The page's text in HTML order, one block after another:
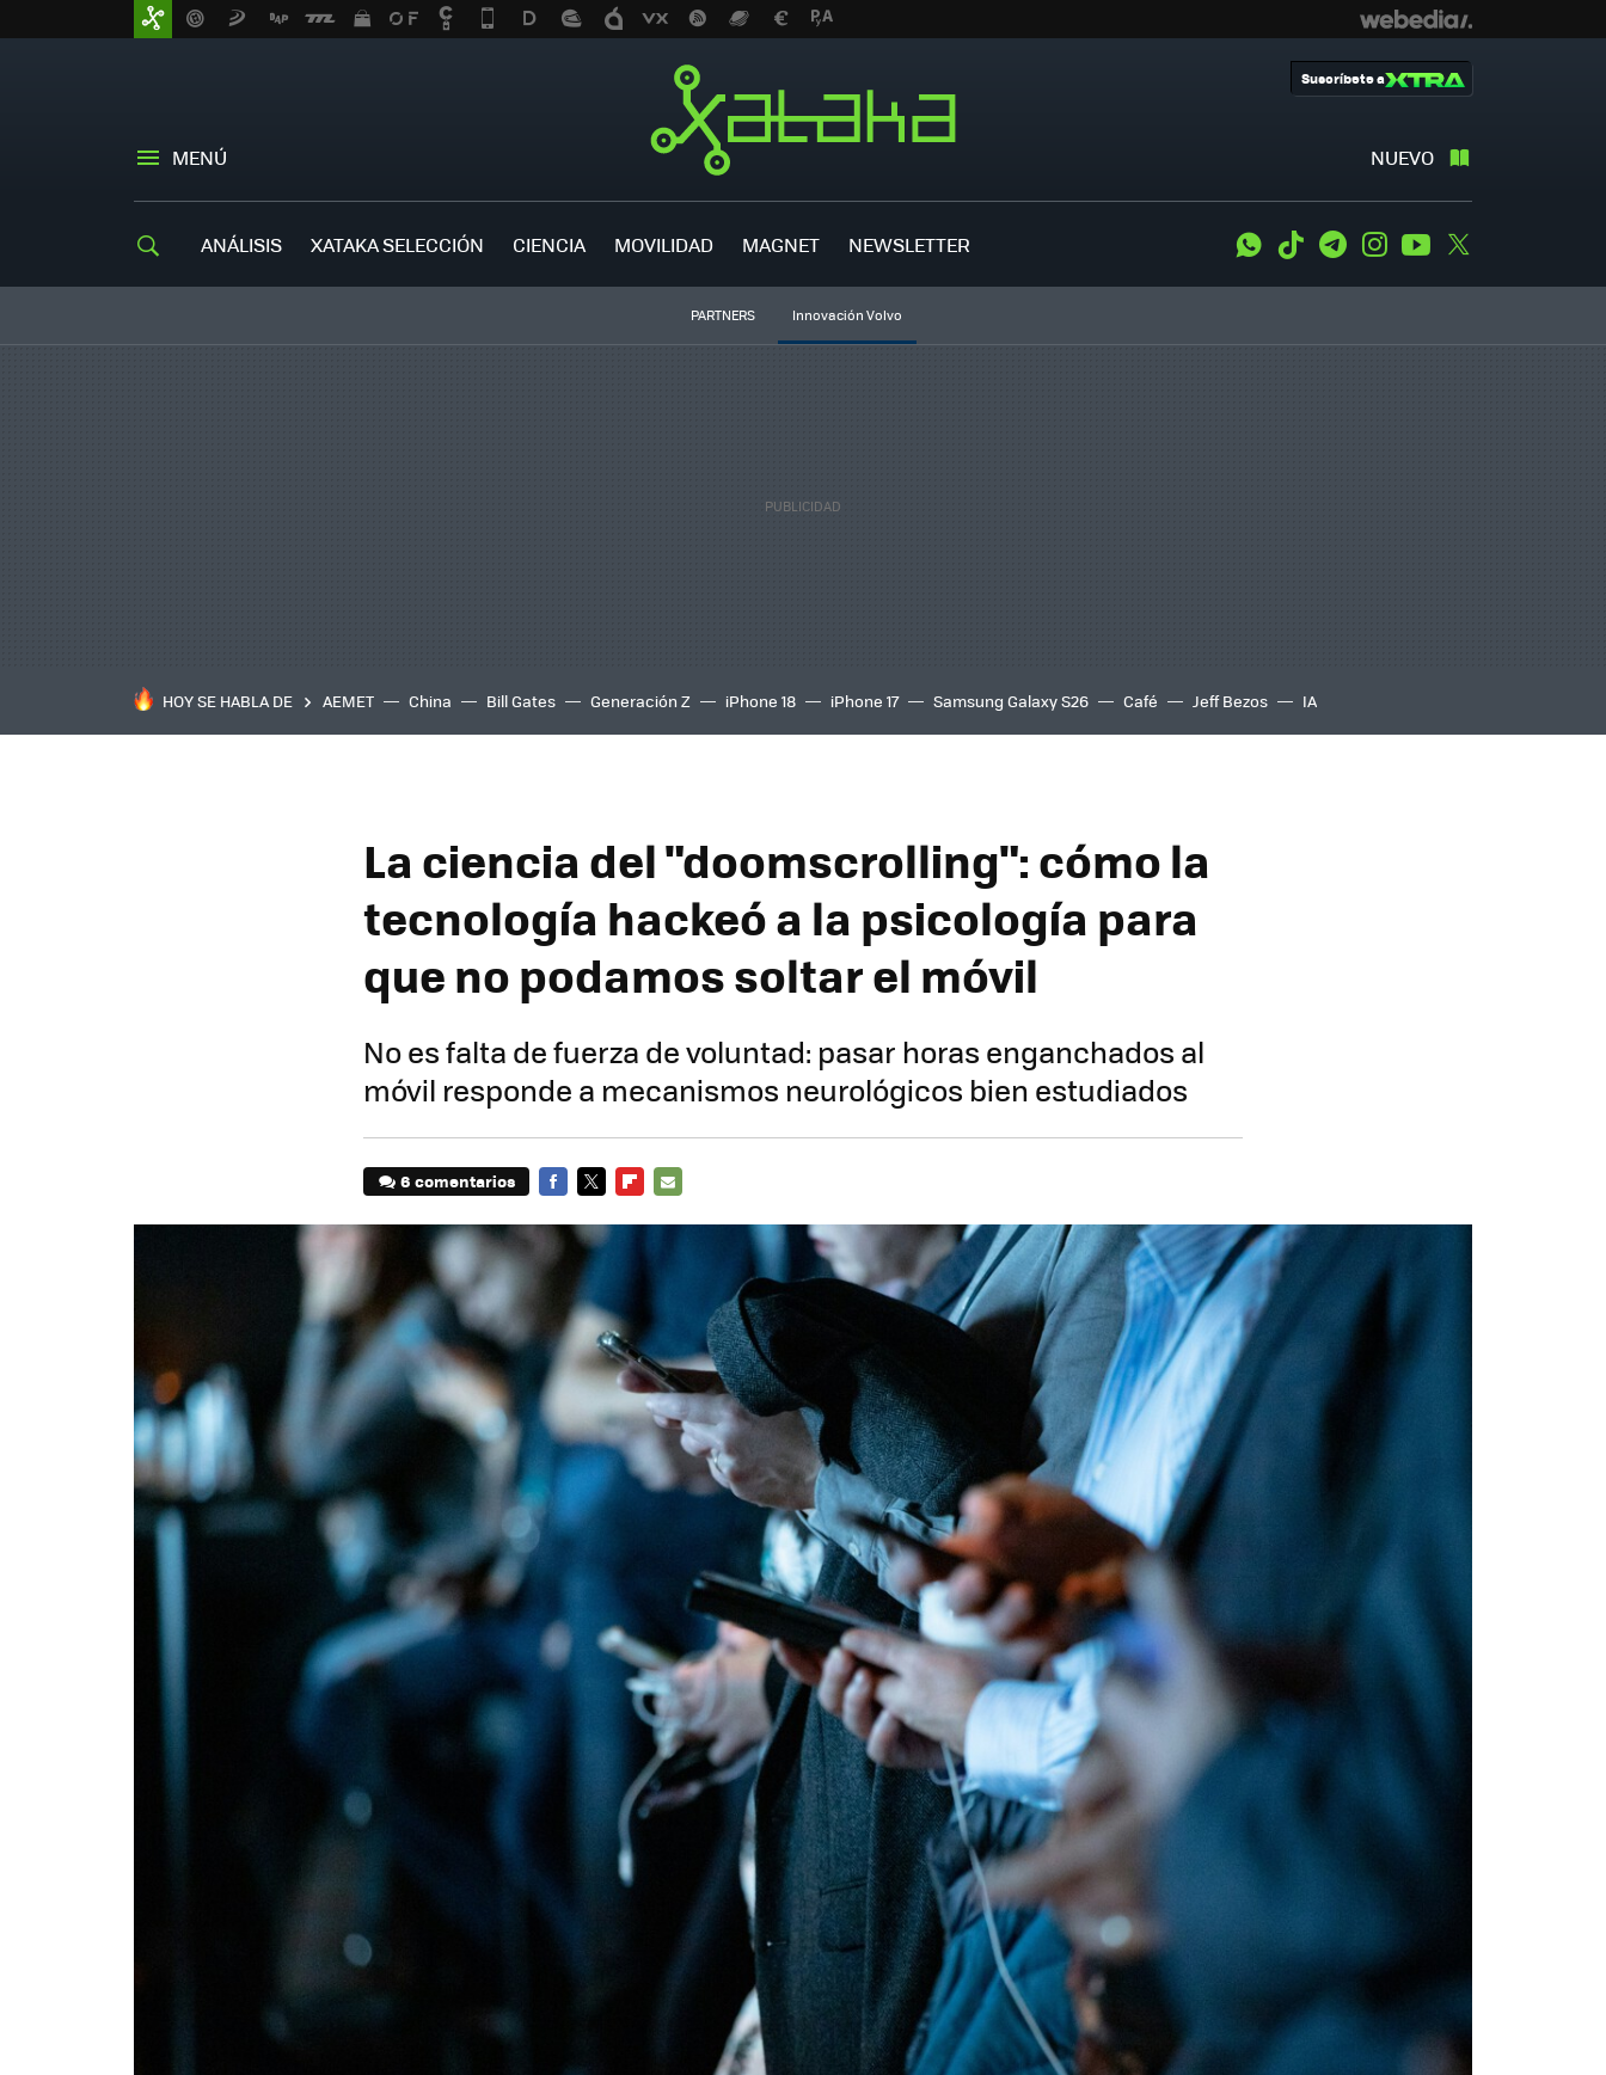
MENÚ NUEVO
Suscríbete a
ANÁLISIS XATAKA SELECCIÓN CIENCIA MOVILIDAD MAGNET NEWSLETTER WhatsApp
Tiktok TelegramInstagramYoutube
PARTNERS Innovación Volvo
HOY SE HABLA DE AEMET China Bill Gates Generación Z iPhone 18 iPhone 17 Samsung Galaxy S26 Café Jeff Bezos IA
La ciencia del "doomscrolling": cómo la
tecnología hackeó a la psicología para
que no podamos soltar el móvil
No es falta de fuerza de voluntad: pasar horas enganchados al
móvil responde a mecanismos neurológicos bien estudiados
6 comentarios